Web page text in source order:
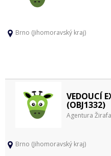
Brno (Jihomoravský kraj)
VEDOUCÍ
(OBJ1332)
Agentura
Brno (Jihomoravský kraj)